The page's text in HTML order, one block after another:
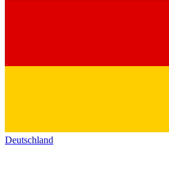
Deutschland